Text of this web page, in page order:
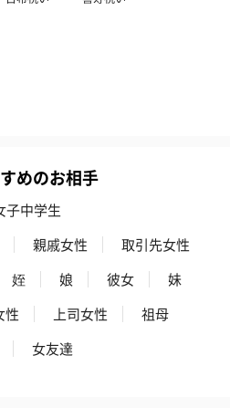
届けします。
き氷入浴剤4点セット
イエロー）（748円）
バスフラワー
【Thank you
円）
めのお相手
子中学生
親戚女性
取引先女性
姪 娘 彼女
妹
性 上司女性
祖母
女友達